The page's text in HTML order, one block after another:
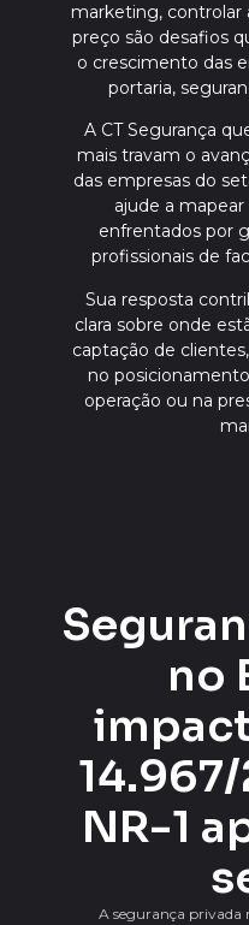
marketing, controlar
preço são desafios
o crescimento das
portaria,
A CT Segurança
mais travam o
das empresas do
ajude a
enfrentados por
profissionais de
Sua resposta
clara sobre onde
captação de
no
operação ou na
no
NR-1
A segurança privada